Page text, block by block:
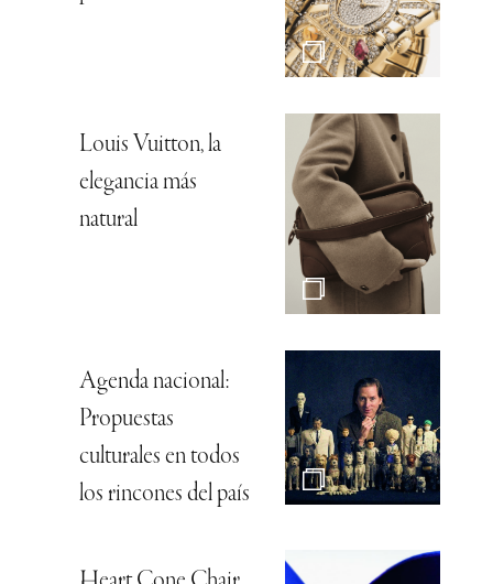
Louis Vuitton, la
elegancia más
natural
Agenda nacional:
Propuestas
culturales en todos
los rincones del país